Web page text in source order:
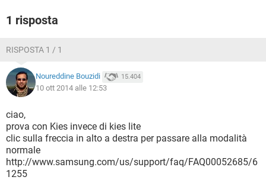
1 risposta
RISPOSTA 1 / 1
Noureddine Bouzidi 15.404
10 ott 2014 alle 12:53
ciao,
prova con Kies invece di kies lite
clic sulla freccia in alto a destra per passare alla modalità
normale
http://www.samsung.com/us/support/faq/FAQ00052685/6
1255